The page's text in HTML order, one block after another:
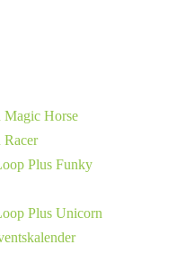
Magic Horse
Racer
Plus Funky
Plus Unicorn